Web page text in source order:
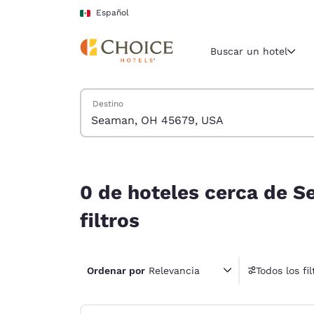
Pasar A Contenido Principal
Español
Región y
México
América
América
Buscar un hotel
Buscar hoteles
Destino
0 de hoteles cerca de
filtros
Ordenar por Relevancia Todos los
1